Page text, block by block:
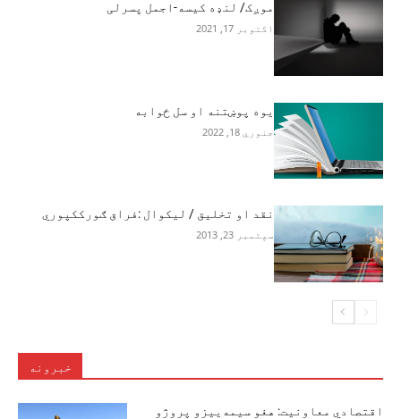
موږک/ لنډه کیسه-اجمل پسرلی
اکتوبر 17, 2021
يوه پوښتنه او سل ځوابه
جنوري 18, 2022
نقد او تخلیق / لیکوال :فراق ګورککپوري
سپتمبر 23, 2013
خبرونه
اقتصادي معاونیت: هغو سیمه‌ییزو پروژو